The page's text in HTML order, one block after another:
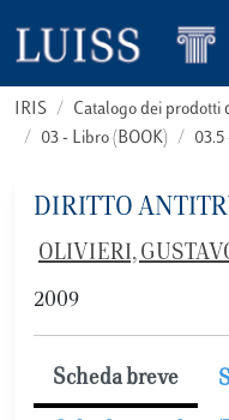
IRIS
Catalogo dei prodotti
03 - Libro (BOOK)
DIRITTO
OLIVIERI,
2009
Scheda breve